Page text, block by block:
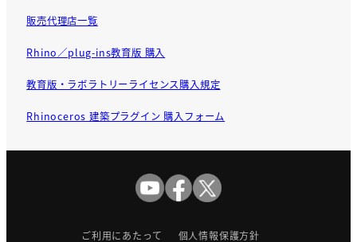
販売代理店一覧
Rhino／plug-ins教育版 購入
教育版・ラボラトリーライセンス購入規定
Rhinoceros 建築プラグイン 購入フォーム
ご利用にあたって 個人情報保護方針